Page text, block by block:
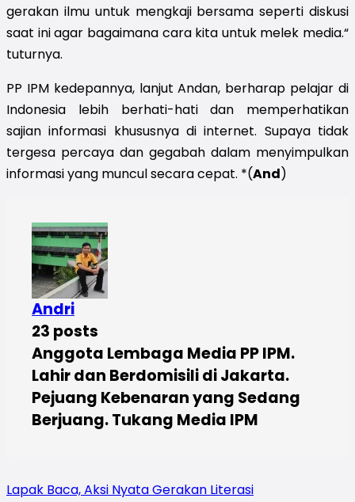
gerakan ilmu untuk mengkaji bersama seperti diskusi
saat ini agar bagaimana cara kita untuk melek media.“
tuturnya.
PP IPM kedepannya, lanjut Andan, berharap pelajar di
Indonesia lebih berhati-hati dan memperhatikan
sajian informasi khususnya di internet. Supaya tidak
tergesa percaya dan gegabah dalam menyimpulkan
informasi yang muncul secara cepat. *(And)
Andri
23 posts
Anggota Lembaga Media PP IPM.
Lahir dan Berdomisili di Jakarta.
Pejuang Kebenaran yang Sedang
Berjuang. Tukang Media IPM
Lapak Baca, Aksi Nyata Gerakan Literasi